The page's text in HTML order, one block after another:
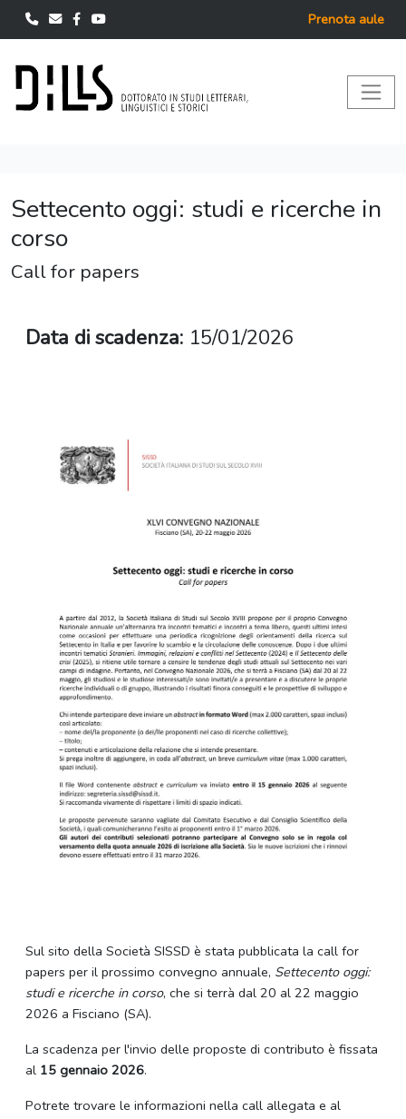
Prenota aule
Settecento oggi: studi e ricerche in
corso
Call for papers
Data di scadenza: 15/01/2026
Sul sito della Società SISSD è stata pubblicata la call for
papers per il prossimo convegno annuale, Settecento oggi:
studi e ricerche in corso, che si terrà dal 20 al 22 maggio
2026 a Fisciano (SA).
La scadenza per l'invio delle proposte di contributo è fissata
al 15 gennaio 2026.
Potrete trovare le informazioni nella call allegata e al